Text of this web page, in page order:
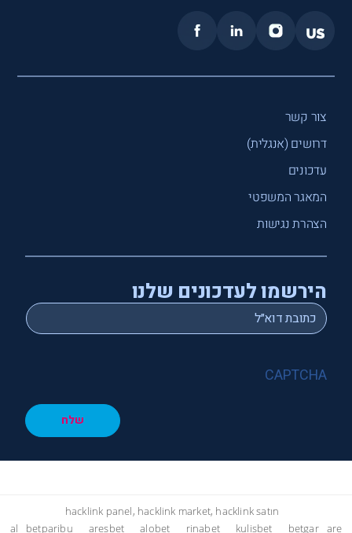
צור קשר
דרושים (אנגלית)
עדכונים
המאגר המשפטי
הצהרת נגישות
הירשמו לעדכונים שלנו
Email
*
CAPTCHA
שלח
hacklink panel, hacklink market, hacklink satın
al
betparibu aresbet alobet rinabet kulisbet betgar are